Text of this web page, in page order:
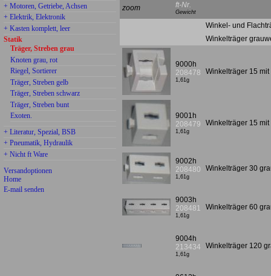
+ Motoren, Getriebe, Achsen
+ Elektrik, Elektronik
+ Kasten komplett, leer
Statik
Träger, Streben grau
Knoten grau, rot
Riegel, Sortierer
Träger, Streben gelb
Träger, Streben schwarz
Träger, Streben bunt
Exoten.
+ Literatur, Spezial, BSB
+ Pneumatik, Hydraulik
+ Nicht ft Ware
Versandoptionen
Home
E-mail senden
zoom ft-Nr.
Gewicht
Winkel- und
Winkelträger
9000h
208478
1,61g
Winkelträger 15
9001h
208479
1,61g
Winkelträger 15
9002h
208480
1,61g
Winkelträger 30
9003h
208481
1,61g
Winkelträger 60
9004h
213434
1,61g
Winkelträger 120